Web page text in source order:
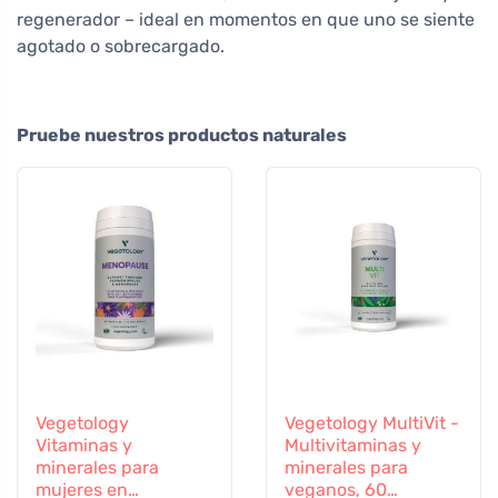
regenerador – ideal en momentos en que uno se siente
agotado o sobrecargado.
Pruebe nuestros productos naturales
Vegetology
Vitaminas y
minerales para
mujeres en
Vegetology MultiVit -
Multivitaminas y
minerales para
veganos, 60